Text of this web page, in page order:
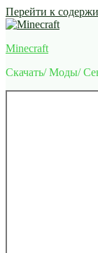
Перейти к
Minecraft
Скачать/ Моды/